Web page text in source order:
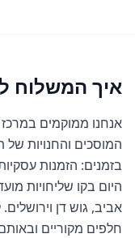
איך המשלוח
המוסכים והחנויות של
היום בקו שליחויות
אביב, גוש דן